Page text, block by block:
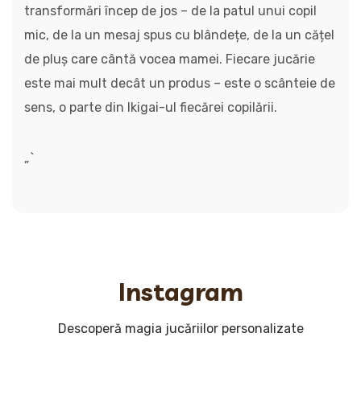
transformări încep de jos – de la patul unui copil
mic, de la un mesaj spus cu blândețe, de la un cățel
de pluș care cântă vocea mamei. Fiecare jucărie
este mai mult decât un produs – este o scânteie de
sens, o parte din Ikigai-ul fiecărei copilării.
„`
Instagram
Descoperă magia jucăriilor personalizate